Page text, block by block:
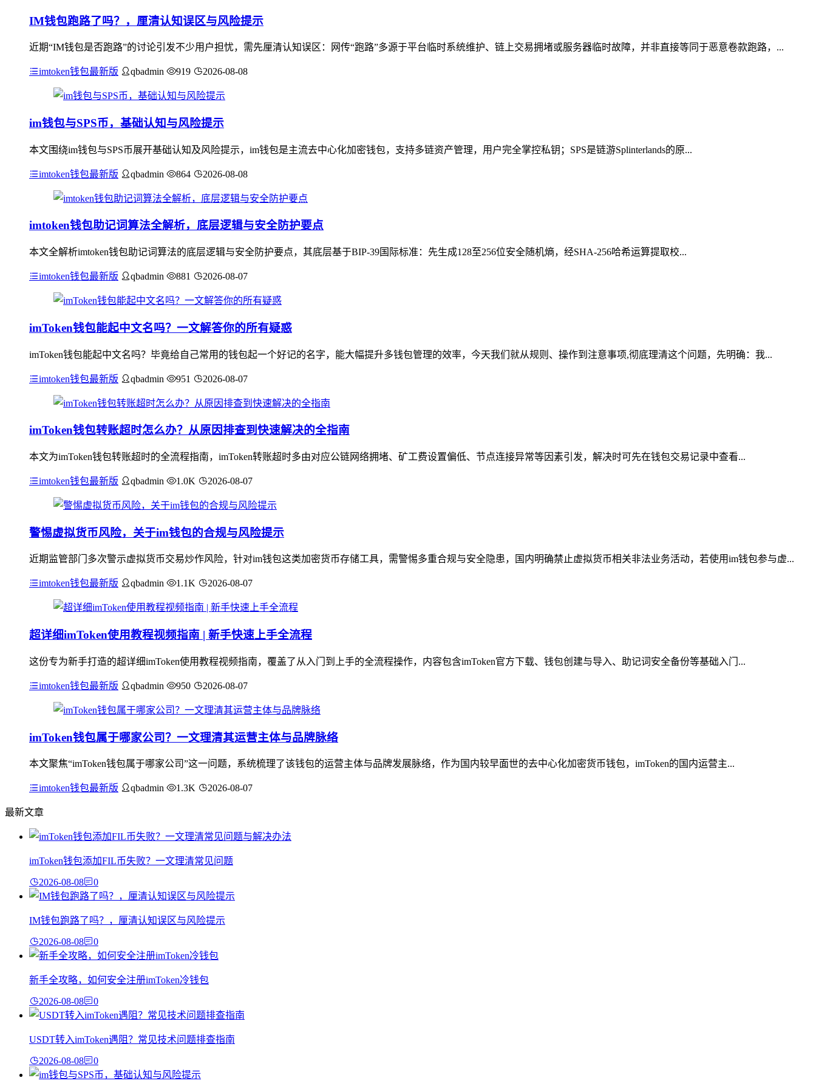
IM钱包跑路了吗？，厘清认知误区与风险提示
近期“IM钱包是否跑路”的讨论引发不少用户担忧，需先厘清认知误区：网传“跑路”多源于平台临时系统维护、链上交易拥堵或服务器临时故障，并非直接等同于恶意卷款跑路，...
imtoken钱包最新版 qbadmin 919 2026-08-08
im钱包与SPS币，基础认知与风险提示
本文围绕im钱包与SPS币展开基础认知及风险提示，im钱包是主流去中心化加密钱包，支持多链资产管理，用户完全掌控私钥；SPS是链游Splinterlands的原...
imtoken钱包最新版 qbadmin 864 2026-08-08
imtoken钱包助记词算法全解析，底层逻辑与安全防护要点
本文全解析imtoken钱包助记词算法的底层逻辑与安全防护要点，其底层基于BIP-39国际标准：先生成128至256位安全随机熵，经SHA-256哈希运算提取校...
imtoken钱包最新版 qbadmin 881 2026-08-07
imToken钱包能起中文名吗？一文解答你的所有疑惑
imToken钱包能起中文名吗？毕竟给自己常用的钱包起一个好记的名字，能大幅提升多钱包管理的效率，今天我们就从规则、操作到注意事项,彻底理清这个问题，先明确：我...
imtoken钱包最新版 qbadmin 951 2026-08-07
imToken钱包转账超时怎么办？从原因排查到快速解决的全指南
本文为imToken钱包转账超时的全流程指南，imToken转账超时多由对应公链网络拥堵、矿工费设置偏低、节点连接异常等因素引发，解决时可先在钱包交易记录中查看...
imtoken钱包最新版 qbadmin 1.0K 2026-08-07
警惕虚拟货币风险，关于im钱包的合规与风险提示
近期监管部门多次警示虚拟货币交易炒作风险，针对im钱包这类加密货币存储工具，需警惕多重合规与安全隐患，国内明确禁止虚拟货币相关非法业务活动，若使用im钱包参与虚...
imtoken钱包最新版 qbadmin 1.1K 2026-08-07
超详细imToken使用教程视频指南 | 新手快速上手全流程
这份专为新手打造的超详细imToken使用教程视频指南，覆盖了从入门到上手的全流程操作，内容包含imToken官方下载、钱包创建与导入、助记词安全备份等基础入门...
imtoken钱包最新版 qbadmin 950 2026-08-07
imToken钱包属于哪家公司？一文理清其运营主体与品牌脉络
本文聚焦“imToken钱包属于哪家公司”这一问题，系统梳理了该钱包的运营主体与品牌发展脉络，作为国内较早面世的去中心化加密货币钱包，imToken的国内运营主...
imtoken钱包最新版 qbadmin 1.3K 2026-08-07
最新文章
imToken钱包添加FIL币失败？一文理清常见问题
2026-08-08 0
IM钱包跑路了吗？，厘清认知误区与风险提示
2026-08-08 0
新手全攻略，如何安全注册imToken冷钱包
2026-08-08 0
USDT转入imToken遇阻？常见技术问题排查指南
2026-08-08 0